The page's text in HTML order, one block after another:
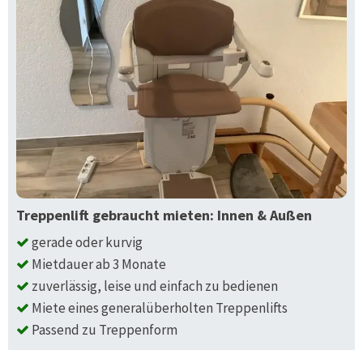
Treppenlift gebraucht mieten: Innen & Außen
gerade oder kurvig
Mietdauer ab 3 Monate
zuverlässig, leise und einfach zu bedienen
Miete eines generalüberholten Treppenlifts
Passend zu Treppenform